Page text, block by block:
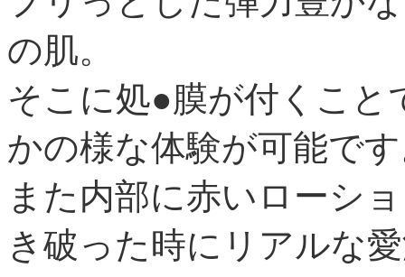
の肌。
そこに処●膜が付くこと
かの様な体験が可能で
また内部に赤いローシ
き破った時にリアルな